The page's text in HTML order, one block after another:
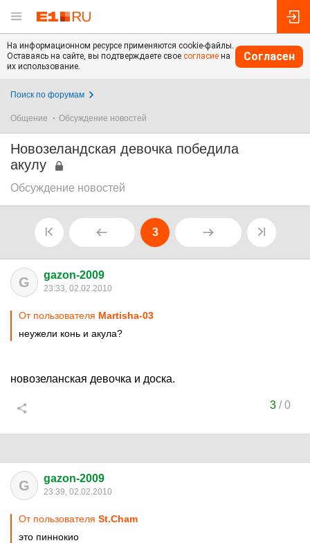
На информационном ресурсе применяются cookie-файлы.
Оставаясь на сайте, вы подтверждаете свое согласие на
их использование.
Согласен
Поиск по форумам
Общение Обсуждение новостей
Новозеландская девочка победила
акулу
Обсуждение новостей
3
G gazon-2009
23:33, 02.02.2010
От пользователя Martisha-03
неужели конь и акула?
новозеланская девочка и доска.
3/0
G gazon-2009
23:39, 02.02.2010
От пользователя St.Cham
это пиннокио